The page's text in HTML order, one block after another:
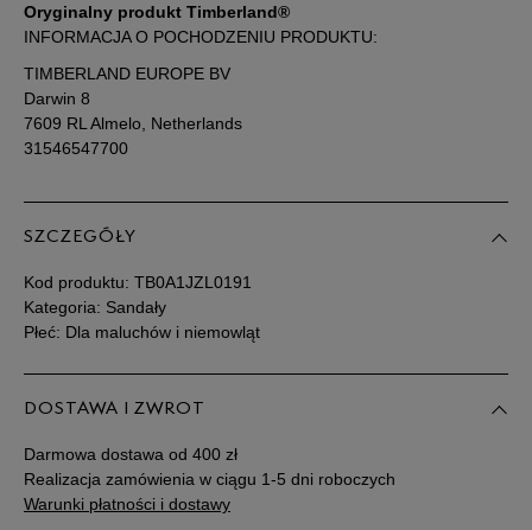
Oryginalny produkt Timberland®
INFORMACJA O POCHODZENIU PRODUKTU:
TIMBERLAND EUROPE BV
Darwin 8
7609 RL Almelo, Netherlands
31546547700
SZCZEGÓŁY
Kod produktu: TB0A1JZL0191
Kategoria: Sandały
Płeć: Dla maluchów i niemowląt
DOSTAWA I ZWROT
Darmowa dostawa od 400 zł
Realizacja zamówienia w ciągu 1-5 dni roboczych
Warunki płatności i dostawy